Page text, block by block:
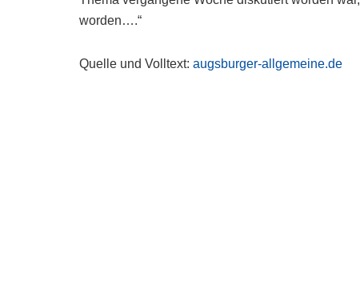
worden….“
Quelle und Volltext:augsburger-allgemeine.de